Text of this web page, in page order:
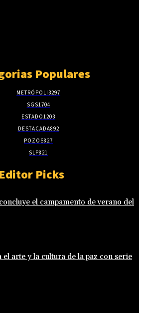
Populares
METRÓPOLI3297
SGS1704
ESTADO1203
DESTACADA892
POZOS827
SLP821
Editor Picks
el campamento de verano del
el arte y la cultura de la paz con serie